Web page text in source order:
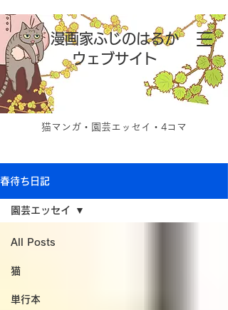
漫画家ふじのはるか
ウェブサイト
猫マンガ・園芸エッセイ・4コマ
春待ち日記
All Posts
猫
単行本
園芸エッセイ